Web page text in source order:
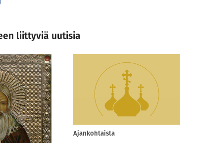
liittyviä uutisia
Ajankohtaista